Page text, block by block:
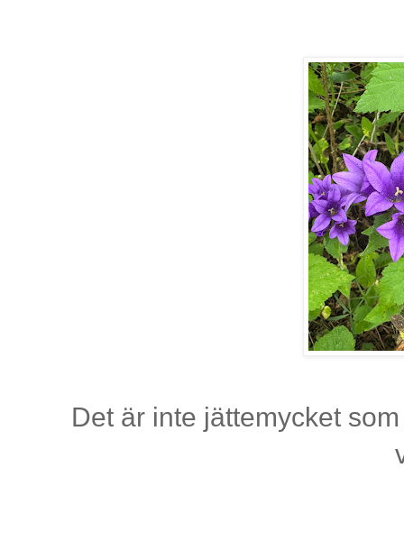
Det är inte jättemycket